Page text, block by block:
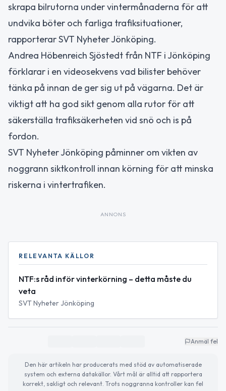
skrapa bilrutorna under vintermånaderna för att
undvika böter och farliga trafiksituationer,
rapporterar SVT Nyheter Jönköping.
Andrea Höbenreich Sjöstedt från NTF i Jönköping
förklarar i en videosekvens vad bilister behöver
tänka på innan de ger sig ut på vägarna. Det är
viktigt att ha god sikt genom alla rutor för att
säkerställa trafiksäkerheten vid snö och is på
fordon.
SVT Nyheter Jönköping påminner om vikten av
noggrann siktkontroll innan körning för att minska
riskerna i vintertrafiken.
ANNONS
RELEVANTA KÄLLOR
NTF:s råd inför vinterkörning – detta måste du
veta
SVT Nyheter Jönköping
Anmäl fel
Den här artikeln har producerats med stöd av automatiserade
system och externa datakällor. Vårt mål är alltid att rapportera
korrekt, sakligt och relevant. Trots noggranna kontroller kan fel